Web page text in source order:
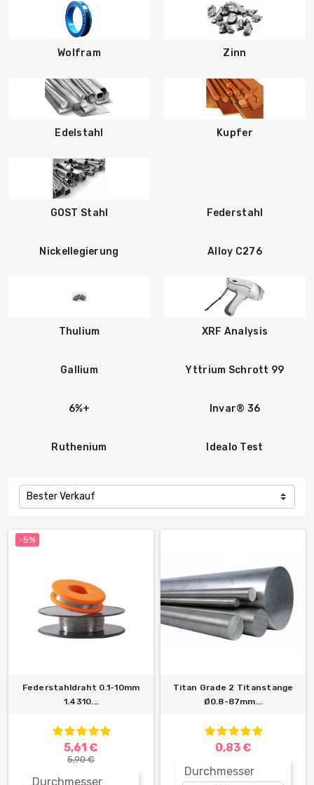
Wolfram Zinn
Edelstahl Kupfer
GOST Stahl Federstahl
Nickellegierung Alloy C276
Thulium XRF Analysis
Gallium Yttrium Schrott 99
6%+ Invar® 36
Ruthenium Idealo Test
Bester Verkauf
-5%
Federstahldraht 0.1-10mm
1.4310...
5,61 €
5,90 €
Durchmesser
Titan Grade 2 Titanstange
Ø0.8-87mm...
0,83 €
Durchmesser